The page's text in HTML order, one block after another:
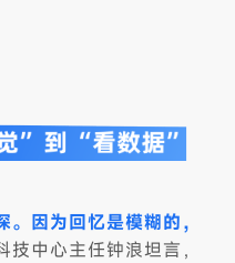
因为回忆是模糊的，
技中心主任钟浪坦言，